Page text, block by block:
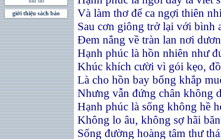
giới thiệu sách báo
Và làm thơ để ca ngợi thiên
Sau cơn giông trở lại với bình
Đem nắng về tràn lan nơi
Hạnh phúc là hồn nhiên như
Khúc khích cười vì gói kẹo,
Là cho hồn bay bổng khắp
Nhưng vẫn đứng chân không
Hạnh phúc là sống không hề
Không lo âu, không sợ hãi
Sống đường hoàng tâm thư